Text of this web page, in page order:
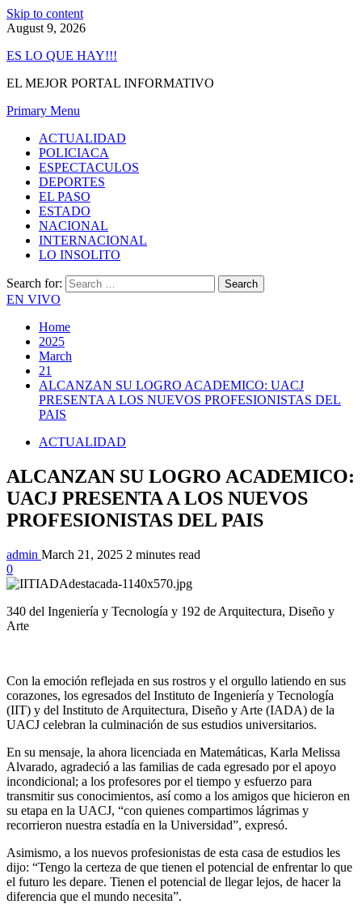
Skip to content
August 9, 2026
ES LO QUE HAY!!!
EL MEJOR PORTAL INFORMATIVO
Primary Menu
ACTUALIDAD
POLICIACA
ESPECTACULOS
DEPORTES
EL PASO
ESTADO
NACIONAL
INTERNACIONAL
LO INSOLITO
Search for:
EN VIVO
Home
2025
March
21
ALCANZAN SU LOGRO ACADEMICO: UACJ
PRESENTA A LOS NUEVOS PROFESIONISTAS DEL
PAIS
ACTUALIDAD
ALCANZAN SU LOGRO ACADEMICO:
UACJ PRESENTA A LOS NUEVOS
PROFESIONISTAS DEL PAIS
admin March 21, 2025 2 minutes read
0
340 del Ingeniería y Tecnología y 192 de Arquitectura, Diseño y
Arte
Con la emoción reflejada en sus rostros y el orgullo latiendo en sus
corazones, los egresados del Instituto de Ingeniería y Tecnología
(IIT) y del Instituto de Arquitectura, Diseño y Arte (IADA) de la
UACJ celebran la culminación de sus estudios universitarios.
En su mensaje, la ahora licenciada en Matemáticas, Karla Melissa
Alvarado, agradeció a las familias de cada egresado por el apoyo
incondicional; a los profesores por el tiempo y esfuerzo para
transmitir sus conocimientos, así como a los amigos que hicieron en
su etapa en la UACJ, “con quienes compartimos lágrimas y
recorrieron nuestra estadía en la Universidad”, expresó.
Asimismo, a los nuevos profesionistas de esta casa de estudios les
dijo: “Tengo la certeza de que tienen el potencial de enfrentar lo que
el futuro les depare. Tienen el potencial de llegar lejos, de hacer la
diferencia que el mundo necesita”.